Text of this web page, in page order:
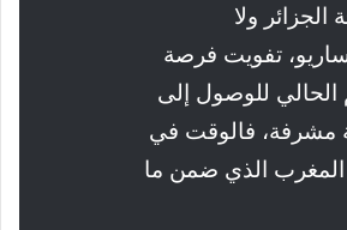
ولا
تفويت فرصة
الحالي للوصول إلى
مشرفة، فالوقت في
الذي ضمن ما